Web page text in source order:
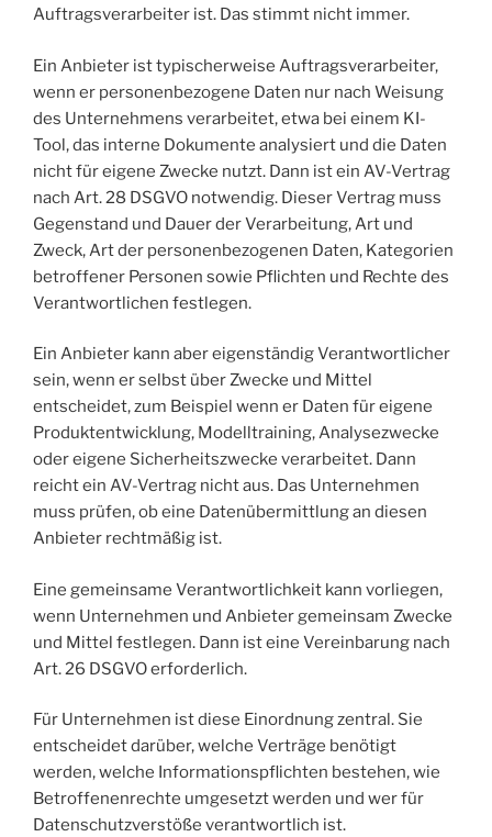
Auftragsverarbeiter ist. Das stimmt nicht immer.
Ein Anbieter ist typischerweise Auftragsverarbeiter,
wenn er personenbezogene Daten nur nach Weisung
des Unternehmens verarbeitet, etwa bei einem KI-
Tool, das interne Dokumente analysiert und die Daten
nicht für eigene Zwecke nutzt. Dann ist ein AV-Vertrag
nach Art. 28 DSGVO notwendig. Dieser Vertrag muss
Gegenstand und Dauer der Verarbeitung, Art und
Zweck, Art der personenbezogenen Daten, Kategorien
betroffener Personen sowie Pflichten und Rechte des
Verantwortlichen festlegen.
Ein Anbieter kann aber eigenständig Verantwortlicher
sein, wenn er selbst über Zwecke und Mittel
entscheidet, zum Beispiel wenn er Daten für eigene
Produktentwicklung, Modelltraining, Analysezwecke
oder eigene Sicherheitszwecke verarbeitet. Dann
reicht ein AV-Vertrag nicht aus. Das Unternehmen
muss prüfen, ob eine Datenübermittlung an diesen
Anbieter rechtmäßig ist.
Eine gemeinsame Verantwortlichkeit kann vorliegen,
wenn Unternehmen und Anbieter gemeinsam Zwecke
und Mittel festlegen. Dann ist eine Vereinbarung nach
Art. 26 DSGVO erforderlich.
Für Unternehmen ist diese Einordnung zentral. Sie
entscheidet darüber, welche Verträge benötigt
werden, welche Informationspflichten bestehen, wie
Betroffenenrechte umgesetzt werden und wer für
Datenschutzverstöße verantwortlich ist.